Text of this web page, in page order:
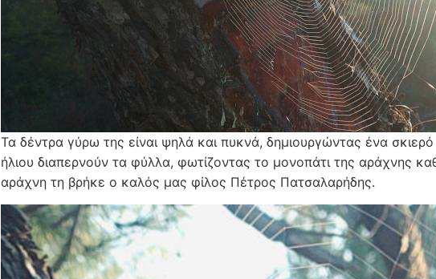
Τα δέντρα γύρω της είναι ψηλά και πυκνά, δημιουργώντας ένα
ήλιου διαπερνούν τα φύλλα, φωτίζοντας το μονοπάτι της αράχνης
αράχνη τη βρήκε ο καλός μας φίλος Πέτρος Πατσαλαρήδης.